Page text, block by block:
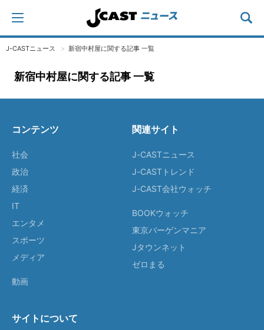
J-CASTニュース 新宿中村屋に関する記事 一覧
新宿中村屋に関する記事 一覧
コンテンツ
社会
政治
経済
IT
エンタメ
スポーツ
メディア
動画
関連サイト
J-CASTニュース
J-CASTトレンド
J-CAST会社ウォッチ
BOOKウォッチ
東京バーゲンマニア
Jタウンネット
ゼロまる
サイトについて